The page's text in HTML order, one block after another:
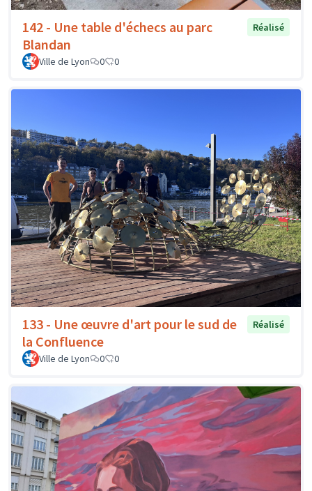
142 - Une table d'échecs au parc
Blandan
Réalisé
Ville de Lyon 0 0
133 - Une œuvre d'art pour le sud de
la Confluence
Réalisé
Ville de Lyon 0 0